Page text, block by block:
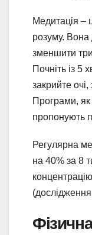
Медитація –
розуму. Вона
зменшити
Почніть із 5
закрийте
Програми,
пропонують
Регулярна
на 40% за 8